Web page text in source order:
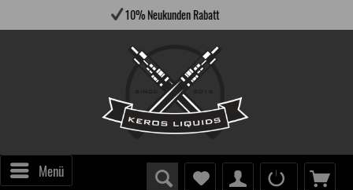
Menü